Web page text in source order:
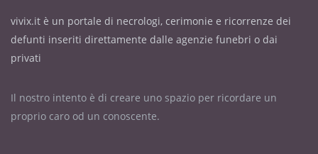
vivix.it è un portale di necrologi, cerimonie e ricorrenze dei
defunti inseriti direttamente dalle agenzie funebri o dai
privati
Il nostro intento è di creare uno spazio per ricordare un
proprio caro od un conoscente.